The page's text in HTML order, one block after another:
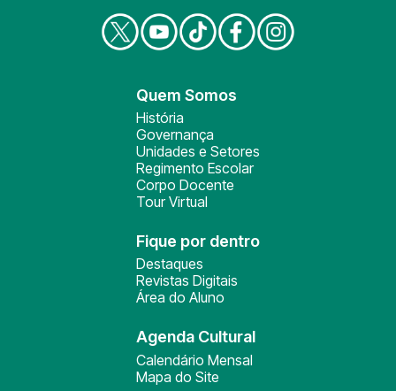
Quem Somos
História
Governança
Unidades e Setores
Regimento Escolar
Corpo Docente
Tour Virtual
Fique por dentro
Destaques
Revistas Digitais
Área do Aluno
Agenda Cultural
Calendário Mensal
Mapa do Site